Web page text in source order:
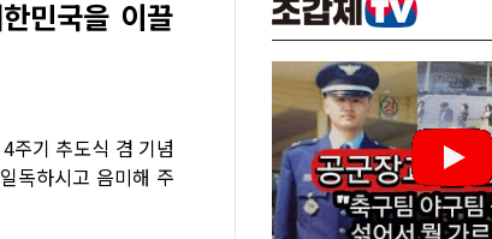
민국을 이끌
주기 추도식 겸 기념
독하시고 음미해 주